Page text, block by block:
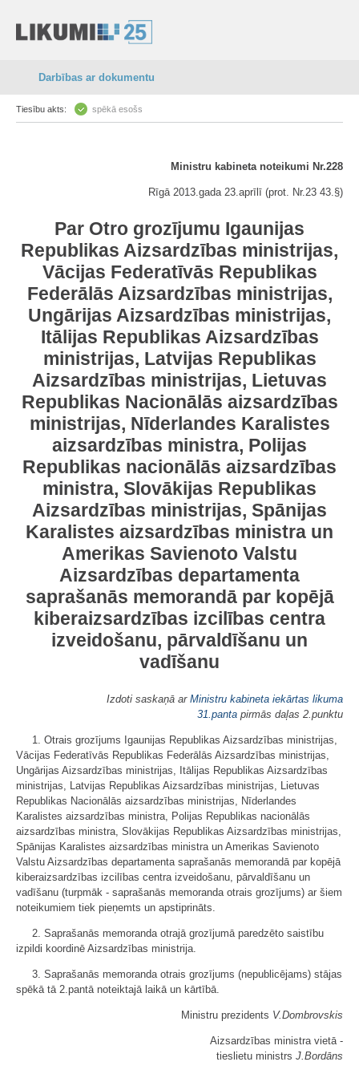
Darbības ar dokumentu
Tiesību akts: spēkā esošs
Ministru kabineta noteikumi Nr.228
Rīgā 2013.gada 23.aprīlī (prot. Nr.23 43.§)
Par Otro grozījumu Igaunijas
Republikas Aizsardzības ministrijas,
Vācijas Federatīvās Republikas
Federālās Aizsardzības ministrijas,
Ungārijas Aizsardzības ministrijas,
Itālijas Republikas Aizsardzības
ministrijas, Latvijas Republikas
Aizsardzības ministrijas, Lietuvas
Republikas Nacionālās aizsardzības
ministrijas, Nīderlandes Karalistes
aizsardzības ministra, Polijas
Republikas nacionālās aizsardzības
ministra, Slovākijas Republikas
Aizsardzības ministrijas, Spānijas
Karalistes aizsardzības ministra un
Amerikas Savienoto Valstu
Aizsardzības departamenta
saprašanās memorandā par kopējā
kiberaizsardzības izcilības centra
izveidošanu, pārvaldīšanu un
vadīšanu
Izdoti saskaņā ar Ministru kabineta iekārtas likuma
31.panta pirmās daļas 2.punktu
1. Otrais grozījums Igaunijas Republikas Aizsardzības ministrijas,
Vācijas Federatīvās Republikas Federālās Aizsardzības ministrijas,
Ungārijas Aizsardzības ministrijas, Itālijas Republikas Aizsardzības
ministrijas, Latvijas Republikas Aizsardzības ministrijas, Lietuvas
Republikas Nacionālās aizsardzības ministrijas, Nīderlandes
Karalistes aizsardzības ministra, Polijas Republikas nacionālās
aizsardzības ministra, Slovākijas Republikas Aizsardzības ministrijas,
Spānijas Karalistes aizsardzības ministra un Amerikas Savienoto
Valstu Aizsardzības departamenta saprašanās memorandā par kopējā
kiberaizsardzības izcilības centra izveidošanu, pārvaldīšanu un
vadīšanu (turpmāk - saprašanās memoranda otrais grozījums) ar šiem
noteikumiem tiek pieņemts un apstiprināts.
2. Saprašanās memoranda otrajā grozījumā paredzēto saistību
izpildi koordinē Aizsardzības ministrija.
3. Saprašanās memoranda otrais grozījums (nepublicējams) stājas
spēkā tā 2.pantā noteiktajā laikā un kārtībā.
Ministru prezidents V.Dombrovskis
Aizsardzības ministra vietā -
tieslietu ministrs J.Bordāns